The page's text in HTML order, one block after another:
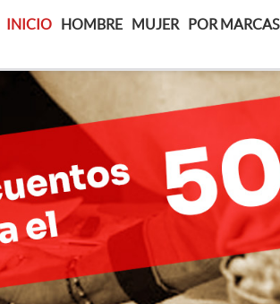
INICIO HOMBRE MUJER POR MARCAS